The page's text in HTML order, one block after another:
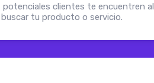
potenciales clientes te encuentren al
buscar tu producto o servicio.